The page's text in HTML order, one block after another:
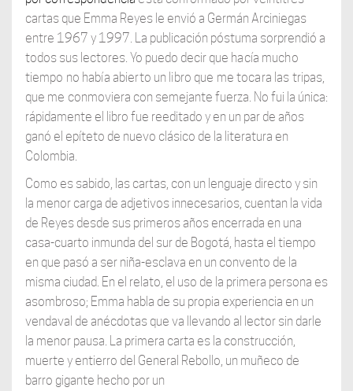
cartas que Emma Reyes le envió a Germán Arciniegas
entre 1967 y 1997. La publicación póstuma sorprendió a
todos sus lectores. Yo puedo decir que hacía mucho
tiempo no había abierto un libro que me tocara las tripas,
que me conmoviera con semejante fuerza. No fui la única:
rápidamente el libro fue reeditado y en un par de años
ganó el epíteto de nuevo clásico de la literatura en
Colombia.
Como es sabido, las cartas, con un lenguaje directo y sin
la menor carga de adjetivos innecesarios, cuentan la vida
de Reyes desde sus primeros años encerrada en una
casa-cuarto inmunda del sur de Bogotá, hasta el tiempo
en que pasó a ser niña-esclava en un convento de la
misma ciudad. En el relato, el uso de la primera persona es
asombroso; Emma habla de su propia experiencia en un
vendaval de anécdotas que va llevando al lector sin darle
la menor pausa. La primera carta es la construcción,
muerte y entierro del General Rebollo, un muñeco de
barro gigante hecho por un